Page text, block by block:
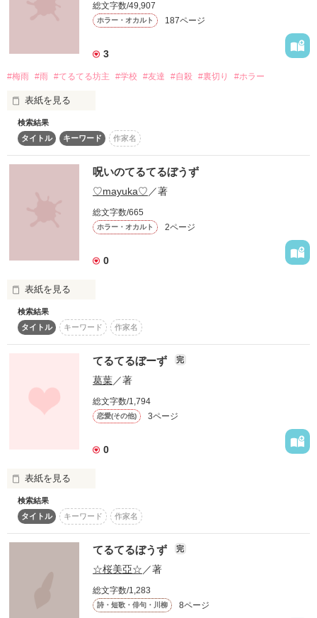
【あめとてるてる坊主】
2010.07.29～12.28完結
★2014.11.04～オススメ作品として紹介して頂いてます。4年
いただければ幸いです。
作品を読む
総文字数/49,907
ホラー・オカルト 187ページ
3
#梅雨 #雨 #てるてる坊主 #学校 #友達 #自殺 #裏切り #ホラー
表紙を見る
てるてる坊主 てる坊主
あした天気にしておくれ
いつかの夢の空のよに
晴れたら金の鈴あげよ
ずっと一人ぼっち。
けれど あなたに出会えた。
強いあなたに引っ張られるように
わたしは自分を変えようと思ったの。
３作品目です
待っていてくださった皆様に
『それは、明日を願う雨の夜に…』
から
に変更しました2017.8.3
編集中です 2019.6.7
検索結果
タイトル
キーワード 作家名
呪いのてるてるぼうず
♡mayuka♡ ／著
総文字数/665
ホラー・オカルト 2ページ
0
表紙を見る
いじめにあっているトオルはネットで見つけてしまった。
これが、始まりだった。
【呪いのてるてるぼうずを使えばあなたは簡単に人を呪い殺せ
ます。
〈呪いのてるてるぼうずの作り方〉
①ティッシュを２枚用意します。１枚のティッシュに赤ペンで
②①のティッシュをくしゃくしゃに丸め、もう１枚のティッシ
ュで包みます。これで完成です。
さて、ここからは殺し方の説明です。
首絞め・・・ひもや毛糸でてるてるぼうずの首を絞めましょ
検索結果
タイトル
キーワード 作家名
てるてるぼーず 完
葛葉／著
総文字数/1,794
恋愛(その他) 3ページ
0
表紙を見る
なぁ、こんなにも好きやって。
ずっと一緒におりたいって。
検索結果
タイトル
キーワード 作家名
てるてるぼうず 完
☆桜美亞☆ ／著
総文字数/1,283
詩・短歌・俳句・川柳 8ページ